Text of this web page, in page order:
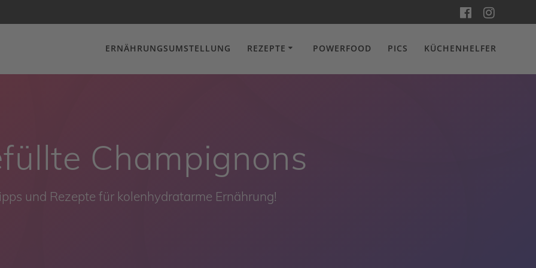
ERNÄHRUNGSUMSTELLUNG REZEPTE POWERFOOD PICS KÜCHENHELFER
Champignons
und Rezepte für kolenhydratarme Ernährung!